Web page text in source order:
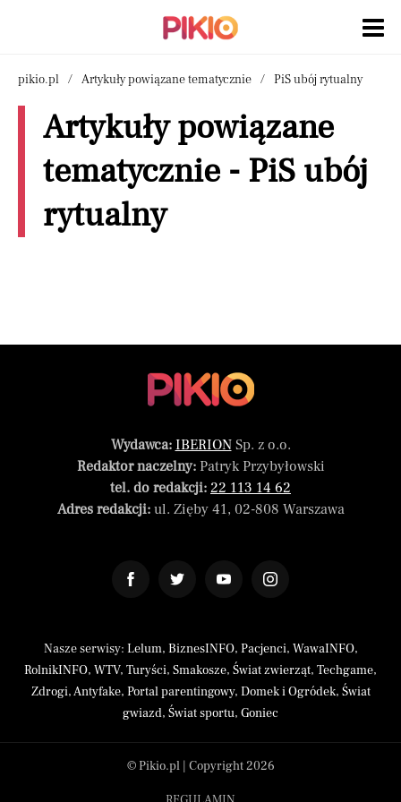
pikio.pl Artykuły powiązane tematycznie PiS ubój rytualny
Artykuły powiązane
tematycznie - PiS ubój
rytualny
Wydawca: IBERIONSp. z o.o.
Redaktor naczelny:Patryk Przybyłowski
tel. do redakcji: 22 113 14 62
Adres redakcji:ul. Zięby 41, 02-808 Warszawa
Nasze serwisy: Lelum, BiznesINFO, Pacjenci, WawaINFO,
RolnikINFO, WTV, Turyści, Smakosze, Świat zwierząt, Techgame,
Zdrogi,Antyfake, Portal parentingowy, Domek i Ogródek, Świat
gwiazd, Świat sportu, Goniec
© Pikio.pl | Copyright 2026